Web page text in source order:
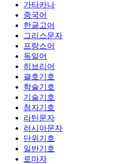
가타카나
중국어
한글고어
그리스문자
프랑스어
독일어
히브리어
괄호기호
학술기호
기술기호
첨자기호
라틴문자
러시아문자
단위기호
일반기호
로마자